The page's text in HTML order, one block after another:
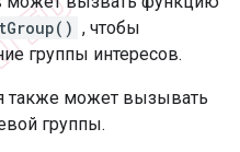
, чтобы
группы интересов.
также может вызывать
группы.